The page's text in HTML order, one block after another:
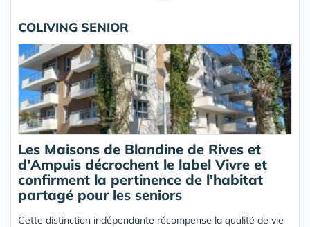
COLIVING SENIOR
Les Maisons de Blandine de Rives et
d'Ampuis décrochent le label Vivre et
confirment la pertinence de l'habitat
partagé pour les seniors
Cette distinction indépendante récompense la qualité de vie